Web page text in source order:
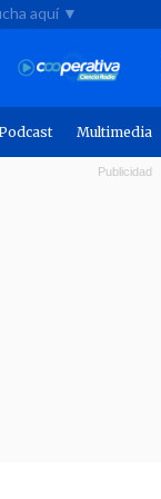
aquí ▼
Multimedia